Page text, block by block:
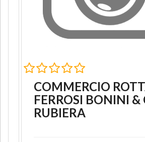
COMMERCIO
FERROSI BONINI &
RUBIERA